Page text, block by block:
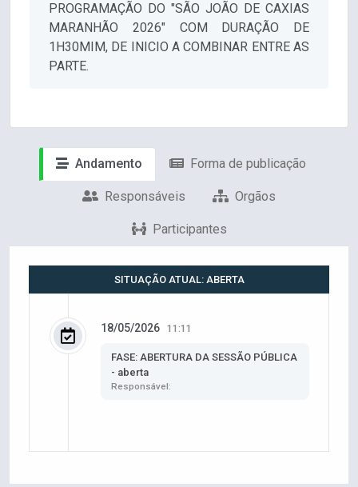
PROGRAMAÇÃO DO "SÃO JOÃO DE CAXIAS
MARANHÃO 2026" COM DURAÇÃO DE
1H30MIM, DE INICIO A COMBINAR ENTRE AS
PARTE.
Andamento Forma de publicação
Responsáveis Orgãos
Participantes
SITUAÇÃO ATUAL: ABERTA
18/05/2026 11:11
FASE: ABERTURA DA SESSÃO PÚBLICA
- aberta
Responsável: